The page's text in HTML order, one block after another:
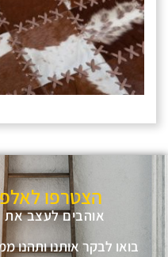
הצטרפו
אוהבים לעצב את
בואו לבקר אותנו ותהנו